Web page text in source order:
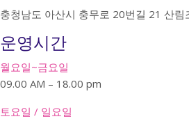
충청남도 아산시 충무로 20번길 21 산림
운영시간
월요일~금요일
09.00 AM – 18.00 pm
토요일 / 일요일